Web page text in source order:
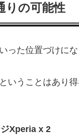
りの可能性
った位置づけにな
いうことはあり
Xperia x 2